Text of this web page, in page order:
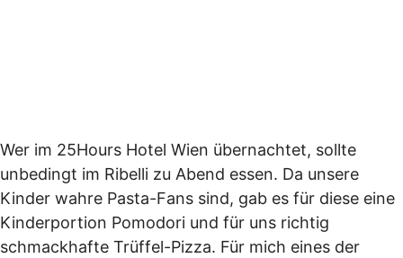
Wer im 25Hours Hotel Wien übernachtet, sollte
unbedingt im Ribelli zu Abend essen. Da unsere
Kinder wahre Pasta-Fans sind, gab es für diese eine
Kinderportion Pomodori und für uns richtig
schmackhafte Trüffel-Pizza. Für mich eines der